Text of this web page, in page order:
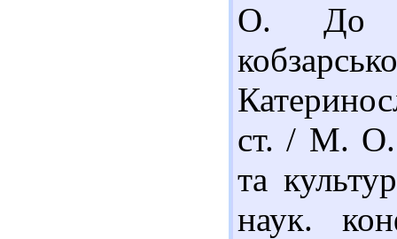
О. До
ст. / М. О.
та
наук.